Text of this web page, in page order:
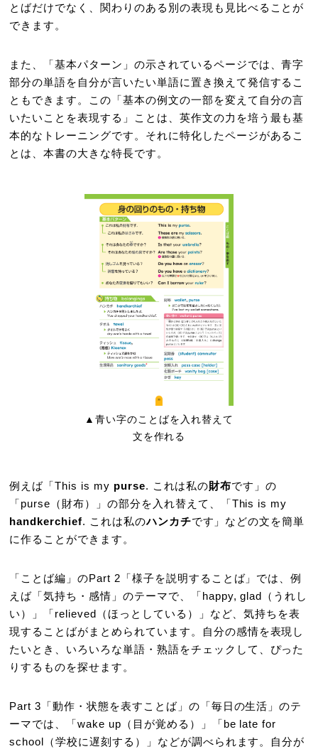
とばだけでなく、関わりのある別の表現も見比べることが
できます。
また、「基本パターン」の示されているページでは、青字
部分の単語を自分が言いたい単語に置き換えて発信するこ
ともできます。この「基本の例文の一部を変えて自分の言
いたいことを表現する」ことは、英作文の力を培う最も基
本的なトレーニングです。それに特化したページがあるこ
とは、本書の大きな特長です。
▲青い字のことばを入れ替えて
文を作れる
例えば「This is my purse. これは私の財布です」の
「purse（財布）」の部分を入れ替えて、「This is my
handkerchief. これは私のハンカチです」などの文を簡単
に作ることができます。
「ことば編」のPart 2「様子を説明することば」では、例
えば「気持ち・感情」のテーマで、「happy, glad（うれし
い）」「relieved（ほっとしている）」など、気持ちを表
現することばがまとめられています。自分の感情を表現し
たいとき、いろいろな単語・熟語をチェックして、ぴった
りするものを探せます。
Part 3「動作・状態を表すことば」の「毎日の生活」のテ
ーマでは、「wake up（目が覚める）」「be late for
school（学校に遅刻する）」などが調べられます。自分が